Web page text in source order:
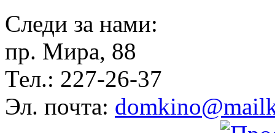
Следи за нами:
пр. Мира, 88
Тел.: 227-26-37
Эл. почта: